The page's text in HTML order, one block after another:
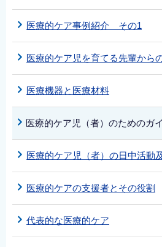
医療的ケア事例紹介 その1
医療的ケア児を育てる先輩から
医療機器と医療材料
医療的ケア児（者）のためのガ
医療的ケア児（者）の日中活動
医療的ケアの支援者とその役割
代表的な医療的ケア